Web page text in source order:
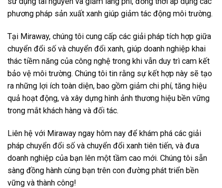
phương pháp sản xuất xanh giúp giảm tác động môi trường.
Tại Miraway, chúng tôi cung cấp các giải pháp tích hợp giữa
chuyển đổi số và chuyển đổi xanh, giúp doanh nghiệp khai
thác tiềm năng của công nghệ trong khi vẫn duy trì cam kết
bảo vệ môi trường. Chúng tôi tin rằng sự kết hợp này sẽ tạo
ra những lợi ích toàn diện, bao gồm giảm chi phí, tăng hiệu
quả hoạt động, và xây dựng hình ảnh thương hiệu bền vững
trong mắt khách hàng và đối tác.
Liên hệ với Miraway ngay hôm nay để khám phá các giải
pháp chuyển đổi số và chuyển đổi xanh tiên tiến, và đưa
doanh nghiệp của bạn lên một tầm cao mới. Chúng tôi sẵn
sàng đồng hành cùng bạn trên con đường phát triển bền
vững và thành công!